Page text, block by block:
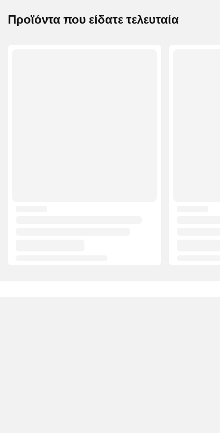
Προϊόντα που είδατε τελευταία